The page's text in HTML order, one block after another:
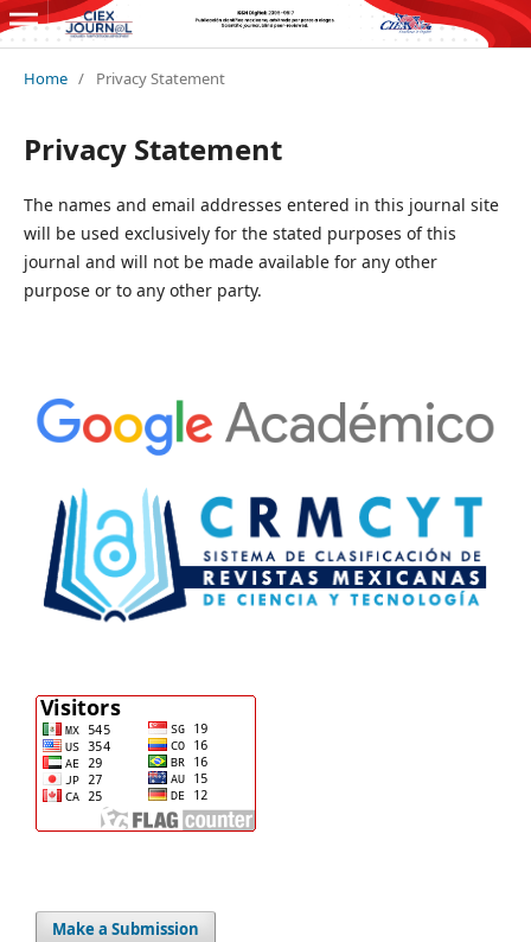
Home / Privacy Statement
Privacy Statement
The names and email addresses entered in this journal site
will be used exclusively for the stated purposes of this
journal and will not be made available for any other
purpose or to any other party.
Make a Submission